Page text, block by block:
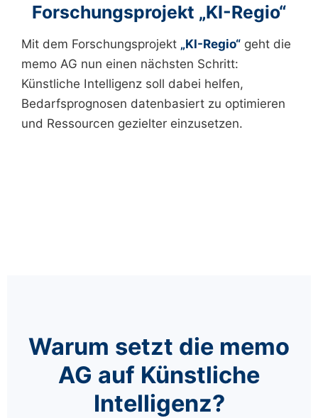
Forschungsprojekt „KI-Regio“
Mit dem Forschungsprojekt „KI-Regio“ geht die
memo AG nun einen nächsten Schritt:
Künstliche Intelligenz soll dabei helfen,
Bedarfsprognosen datenbasiert zu optimieren
und Ressourcen gezielter einzusetzen.
Warum setzt die memo
AG auf Künstliche
Intelligenz?